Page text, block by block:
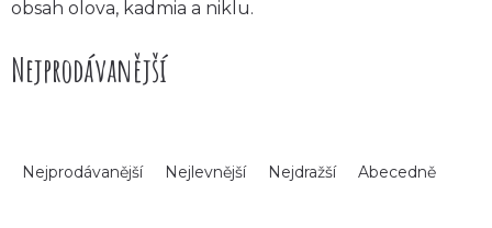
obsah olova, kadmia a niklu.
Nejprodávanější
Nejprodávanější Nejlevnější Nejdražší Abecedně